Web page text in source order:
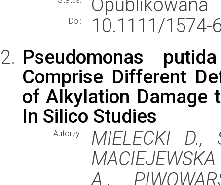
Opublikowana
Doi:
10.1111/1574-
Pseudomonas
Comprise Different
of Alkylation Damage
In Silico Studies
Autorzy:
MIELECKI D.,
A.,